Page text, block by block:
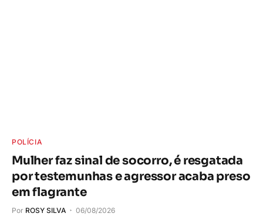
POLÍCIA
Mulher faz sinal de socorro, é resgatada
por testemunhas e agressor acaba preso
em flagrante
Por ROSY SILVA 06/08/2026